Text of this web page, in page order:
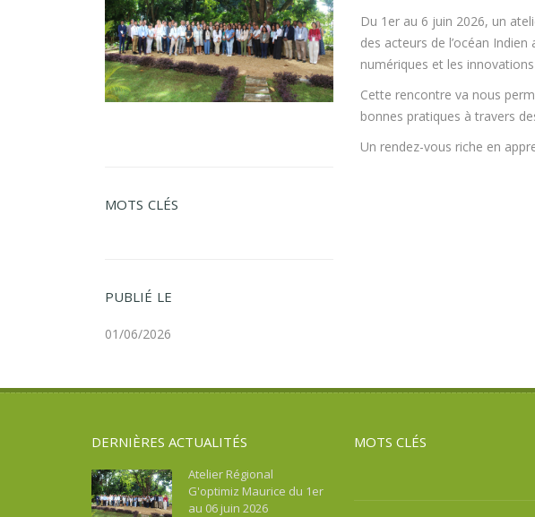
MOTS CLÉS
PUBLIÉ LE
01/06/2026
Du 1er au 6 juin 2026, un
des acteurs de l’océan
numériques et les
Cette rencontre va nous
bonnes pratiques à travers
Un rendez-vous riche en
DERNIÈRES ACTUALITÉS
Atelier Régional
G'optimiz Maurice du 1er
au 06 juin 2026
MOTS CLÉS